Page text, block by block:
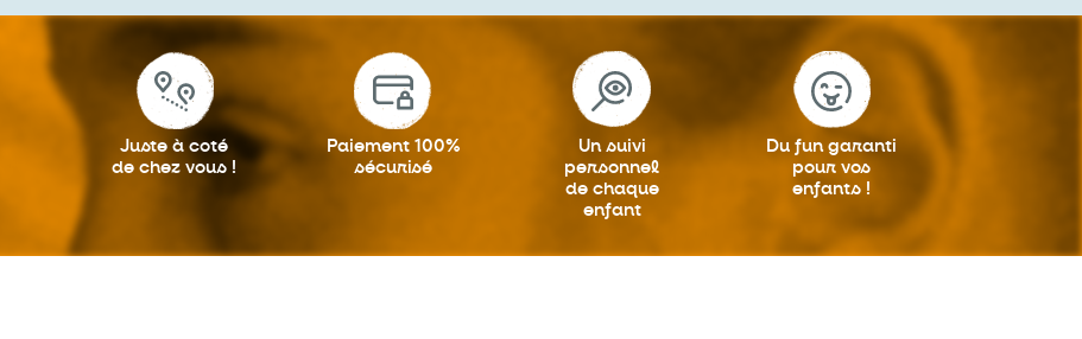
Juste à coté
de chez vous !
Paiement 100%
sécurisé
Un suivi
personnel
de chaque
enfant
Du fun garanti
pour vos
enfants !